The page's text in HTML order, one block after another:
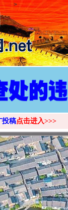
>
投稿点击进入>>>